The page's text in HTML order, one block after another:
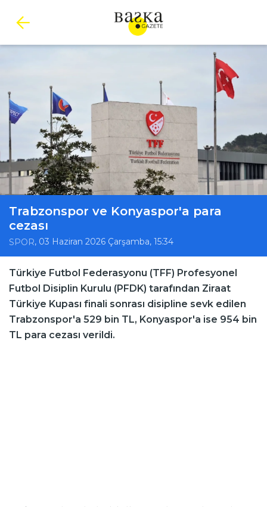
Trabzonspor ve Konyaspor'a para
cezası
SPOR, 03 Haziran 2026 Çarşamba, 15:34
Türkiye Futbol Federasyonu (TFF) Profesyonel
Futbol Disiplin Kurulu (PFDK) tarafından Ziraat
Türkiye Kupası finali sonrası disipline sevk edilen
Trabzonspor'a 529 bin TL, Konyaspor'a ise 954 bin
TL para cezası verildi.